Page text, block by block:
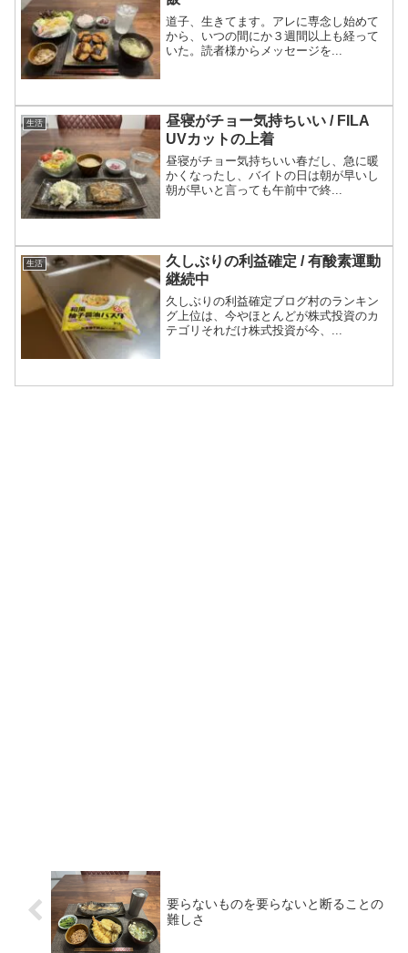
道子、生きてます。アレに専念し始めて
から、いつの間にか３週間以上も経って
いた。読者様からメッセージを...
生活
昼寝がチョー気持ちいい / FILA
UVカットの上着
昼寝がチョー気持ちいい春だし、急に暖
かくなったし、バイトの日は朝が早いし
朝が早いと言っても午前中で終...
生活
久しぶりの利益確定 / 有酸素運動
継続中
久しぶりの利益確定ブログ村のランキン
グ上位は、今やほとんどが株式投資のカ
テゴリそれだけ株式投資が今、...
要らないものを要らないと断ることの
難しさ